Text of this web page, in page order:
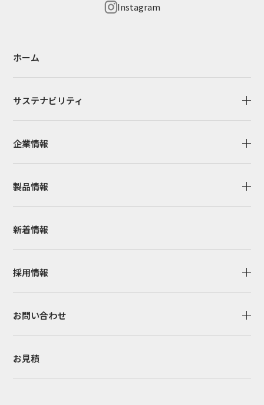
Instagram
ホーム
サステナビリティ
企業情報
製品情報
新着情報
採用情報
お問い合わせ
お見積